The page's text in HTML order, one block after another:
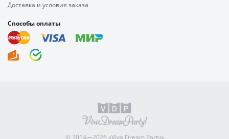
Доставка и условия заказа
Способы оплаты
© 2014—2026 «Viva Dream Party»